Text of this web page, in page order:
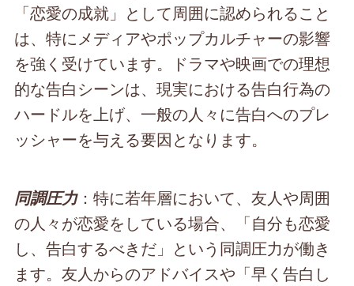
「恋愛の成就」として周囲に認められること
は、特にメディアやポップカルチャーの影響
を強く受けています。ドラマや映画での理想
的な告白シーンは、現実における告白行為の
ハードルを上げ、一般の人々に告白へのプレ
ッシャーを与える要因となります。
同調圧力：特に若年層において、友人や周囲
の人々が恋愛をしている場合、「自分も恋愛
し、告白するべきだ」という同調圧力が働き
ます。友人からのアドバイスや「早く告白し